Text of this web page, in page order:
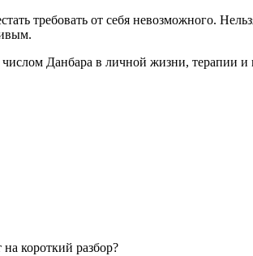
требовать от себя невозможного.
Данбара в личной жизни,
короткий разбор?